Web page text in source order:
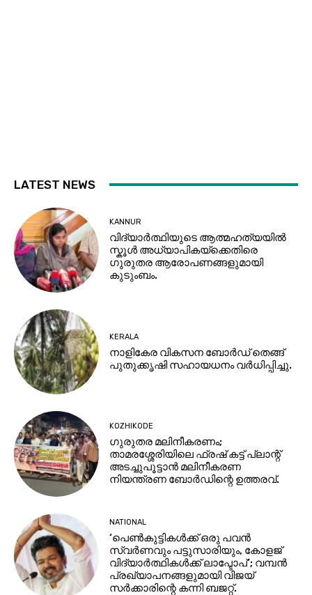
LATEST NEWS
KANNUR
വിദ്യാർത്ഥിയുടെ ആത്മഹത്യയിൽ
സ്കൂൾ അധ്യാപികയ്ക്കെതിരെ
ഗുരുതര ആരോപണങ്ങളുമായി
കുടുംബം.
KERALA
നാളികേര വികസന ബോർഡ് തെങ്ങ്
പുതുക്കൃഷി സഹായധനം വർധിപ്പിച്ചു.
KOZHIKODE
ഗുരുതര മലിനീകരണം;
താമരശ്ശേരിയിലെ ഫ്രഷ് കട്ട് പ്ലാന്റ്
അടച്ചുപൂട്ടാൻ മലിനീകരണ
നിയന്ത്രണ ബോർഡിന്റെ ഉത്തരവ്.
NATIONAL
‘പെണ്‍കുട്ടികള്‍ക്ക് ഒരു പവൻ
സ്വര്‍ണവും പട്ടുസാരിയും, കോളജ്
വിദ്യാര്‍ത്ഥികള്‍ക്ക് ലാപ്ടോപ്’; വമ്പൻ
പ്രഖ്യാപനങ്ങളുമായി വിജയ്
സര്‍ക്കാരിന്റെ കന്നി ബജറ്റ്.